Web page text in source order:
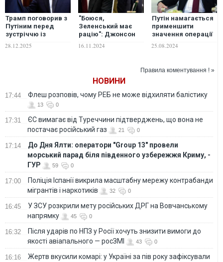
Трамп поговорив з
Путіним перед
зустріччю із
Зеленським
28.12.2025
"Боюся,
Зеленський має
рацію": Джонсон
розповів, чим
небезпечний
16.11.2024
Путін намагається
применшити
значення операції
ЗСУ у Курській
області: аналіз WSJ
25.08.2024
Правила коментування ! »
НОВИНИ
17:44 Флеш розповів, чому РЕБ не може відхиляти балістику
13 0
17:31
ЄС вимагає від Туреччини підтверджень, що вона не
постачає російський газ
21 0
17:14
До Дня Ялти: оператори "Group 13" провели
морський парад біля південного узбережжя Криму, -
ГУР
59 0
17:00
Поліція Іспанії викрила масштабну мережу контрабанди
мігрантів і наркотиків
32 0
16:45
У ЗСУ розкрили мету російських ДРГ на Вовчанському
напрямку
45 0
16:32
Після ударів по НПЗ у Росії хочуть знизити вимоги до
якості авіапального — росЗМІ
43 0
16:16
Жертв вкусили комарі: у Україні за пів року зафіксували